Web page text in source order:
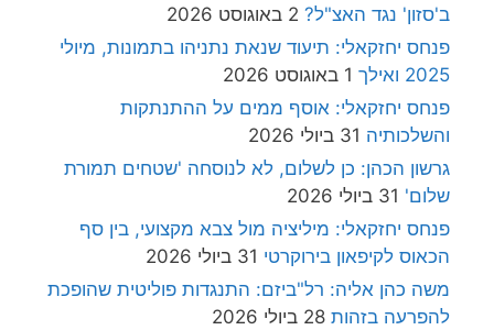
ב'סזון' נגד האצ"ל? 2 באוגוסט 2026
פנחס יחזקאלי: תיעוד שנאת נתניהו בתמונות, מיולי
2025 ואילך
1 באוגוסט 2026
פנחס יחזקאלי: אוסף ממים על ההתנתקות
והשלכותיה 31 ביולי 2026
גרשון הכהן: כן לשלום, לא לנוסחה 'שטחים תמורת
שלום' 31 ביולי 2026
פנחס יחזקאלי: מיליציה מול צבא מקצועי, בין סף
הכאוס לקיפאון בירוקרטי 31 ביולי 2026
משה כהן אליה: רל"ביזם: התנגדות פוליטית שהופכת
להפרעה בזהות 28 ביולי 2026